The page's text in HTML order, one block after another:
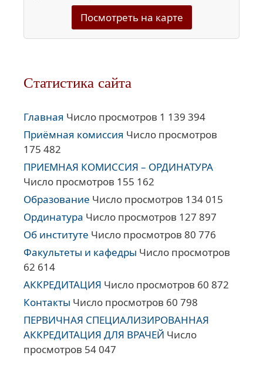
Посмотреть на карте
Статистика сайта
Главная Число просмотров 1 139 394
Приёмная комиссия Число просмотров
175 482
ПРИЕМНАЯ КОМИССИЯ – ОРДИНАТУРА
Число просмотров 155 162
Образование Число просмотров 134 015
Ординатура Число просмотров 127 897
Об институте Число просмотров 80 776
Факультеты и кафедры Число просмотров
62 614
АККРЕДИТАЦИЯ Число просмотров 60 872
Контакты Число просмотров 60 798
ПЕРВИЧНАЯ СПЕЦИАЛИЗИРОВАННАЯ
АККРЕДИТАЦИЯ ДЛЯ ВРАЧЕЙ Число
просмотров 54 047